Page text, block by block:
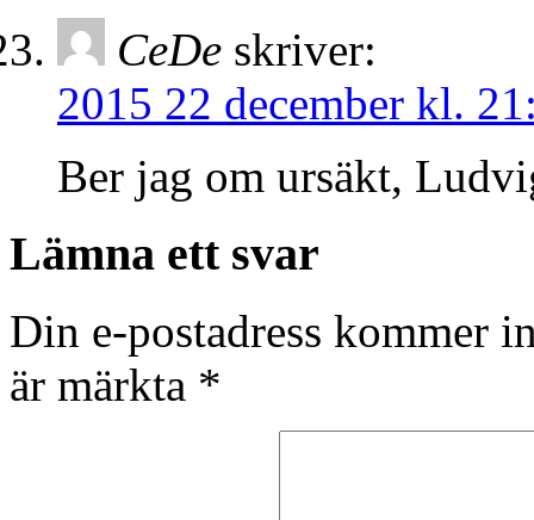
CeDe skriver:
2015 22 december kl.
Ber jag om ursäkt,
Lämna ett svar
Din e-postadress kommer
är märkta *